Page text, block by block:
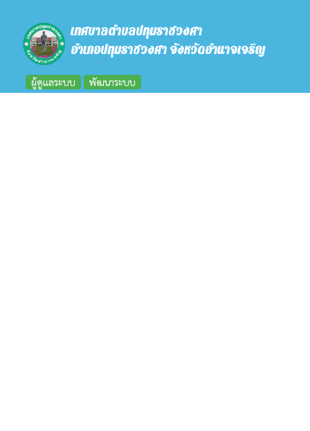
เทศบาลตำบลปทุมราชวงศา
อำเภอปทุมราชวงศา จังหวัดอำนาจเจริญ
ผู้ดูแลระบบ พัฒนาระบบ